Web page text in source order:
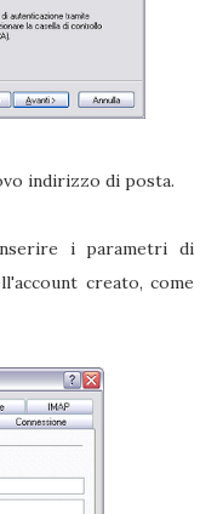
indirizzo di posta.
i parametri di
creato, come